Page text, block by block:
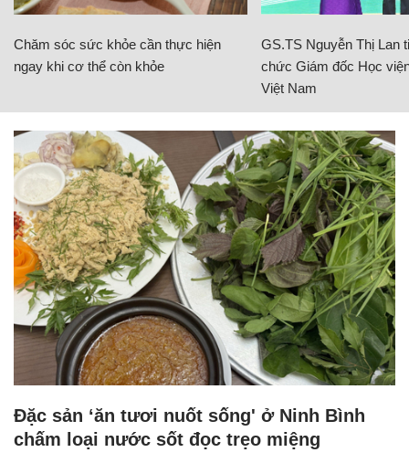
Chăm sóc sức khỏe cần thực hiện
ngay khi cơ thể còn khỏe
GS.TS Nguyễn Thị Lan
chức Giám đốc Học
Việt Nam
Đặc sản ‘ăn tươi nuốt sống' ở Ninh Bình
chấm loại nước sốt đọc trẹo miệng